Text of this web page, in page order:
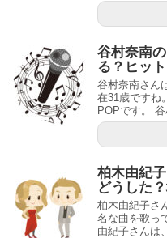
谷村奈南
る？ヒッ
谷村奈南さん
在31歳ですね
POPです。
柏木由紀
どうした
柏木由紀子さ
名な曲を歌っ
由紀子さんは